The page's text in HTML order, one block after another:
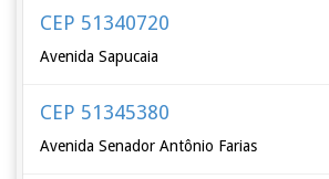
CEP 51340720
Avenida Sapucaia
CEP 51345380
Avenida Senador Antônio Farias